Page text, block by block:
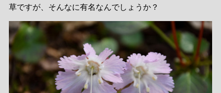
草ですが、そんなに有名なんでしょうか？